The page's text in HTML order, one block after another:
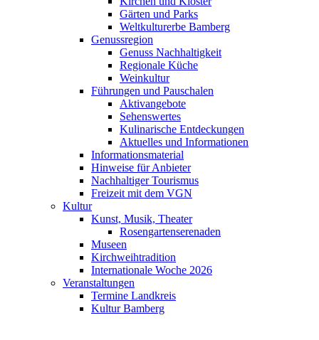
Gärten und Parks
Weltkulturerbe Bamberg
Genussregion
Genuss Nachhaltigkeit
Regionale Küche
Weinkultur
Führungen und Pauschalen
Aktivangebote
Sehenswertes
Kulinarische Entdeckungen
Aktuelles und Informationen
Informationsmaterial
Hinweise für Anbieter
Nachhaltiger Tourismus
Freizeit mit dem VGN
Kultur
Kunst, Musik, Theater
Rosengartenserenaden
Museen
Kirchweihtradition
Internationale Woche 2026
Veranstaltungen
Termine Landkreis
Kultur Bamberg